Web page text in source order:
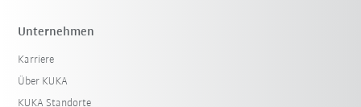
Unternehmen
Karriere
Über KUKA
KUKA Standorte